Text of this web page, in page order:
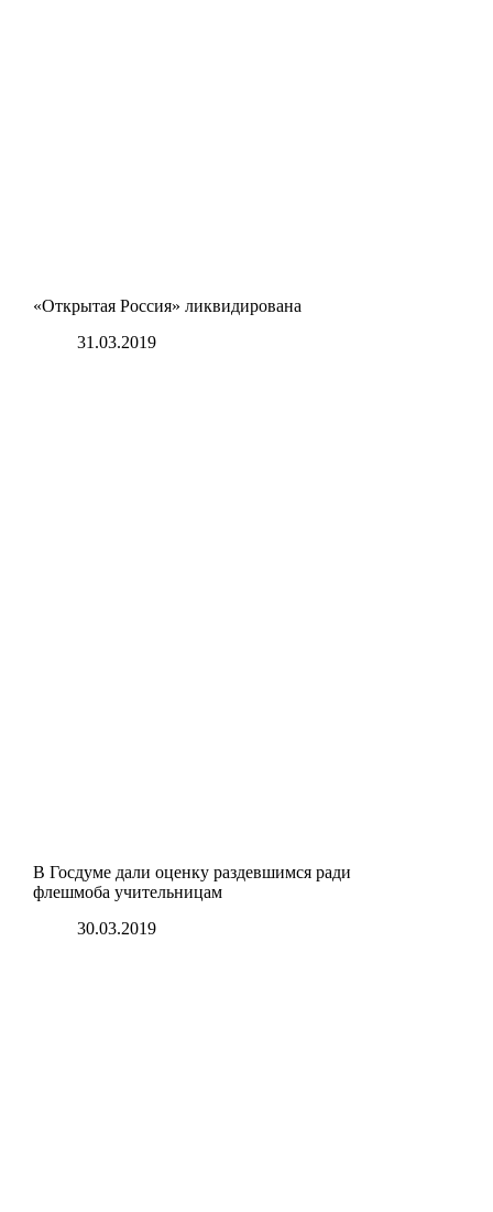
«Открытая Россия» ликвидирована
31.03.2019
В Госдуме дали оценку раздевшимся ради
флешмоба учительницам
30.03.2019